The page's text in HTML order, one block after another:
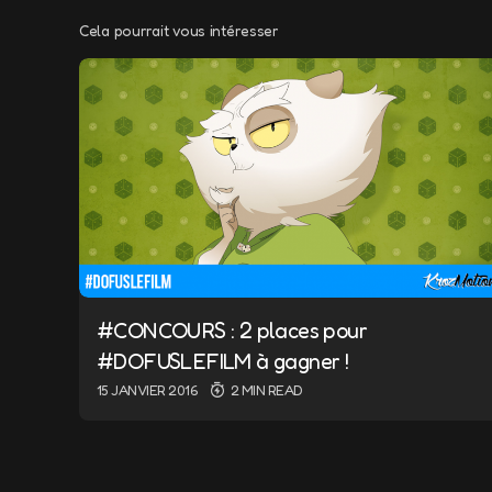
Message
Name
Cela pourrait vous intéresser
#CONCOURS : 2 places pour
#DOFUSLEFILM à gagner !
15 JANVIER 2016 2 MIN READ